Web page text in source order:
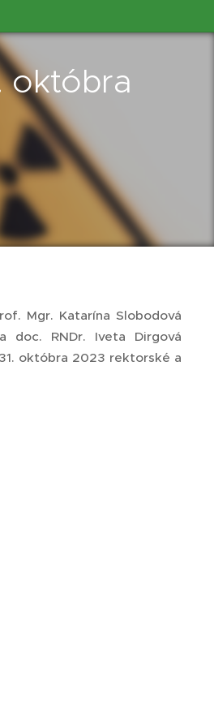
októbra
Mgr. Katarína Slobodová
doc. RNDr. Iveta Dirgová
októbra 2023 rektorské a